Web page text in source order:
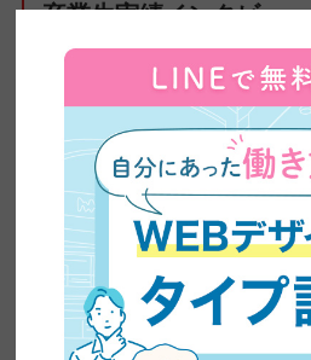
卒業生実績インタビュー